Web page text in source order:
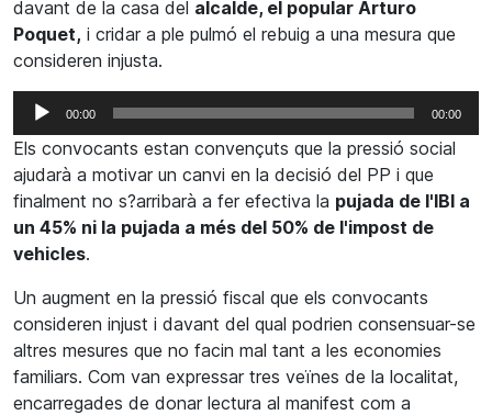
davant de la casa del alcalde, el popular Arturo
Poquet, i cridar a ple pulmó el rebuig a una mesura que
consideren injusta.
Reproductor
d'àudio
00:00 00:00
Els convocants estan convençuts que la pressió social
ajudarà a motivar un canvi en la decisió del PP i que
finalment no s?arribarà a fer efectiva la pujada de l'IBI a
un 45% ni la pujada a més del 50% de l'impost de
vehicles.
Un augment en la pressió fiscal que els convocants
consideren injust i davant del qual podrien consensuar-se
altres mesures que no facin mal tant a les economies
familiars. Com van expressar tres veïnes de la localitat,
encarregades de donar lectura al manifest com a